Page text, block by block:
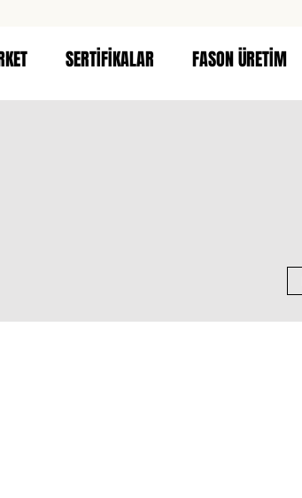
SERTİFİKALAR FASON ÜRETİM